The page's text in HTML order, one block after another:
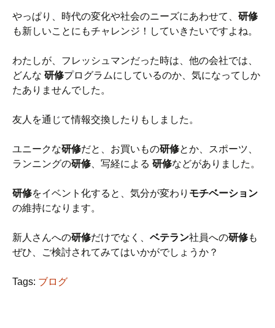
やっぱり、時代の変化や社会のニーズにあわせて、 研修
も新しいことにもチャレンジ！していきたいですよね。
わたしが、フレッシュマンだった時は、他の会社では、
どんな 研修プログラムにしているのか、気になってしか
たありませんでした。
友人を通じて情報交換したりもしました。
ユニークな研修だと、お買いもの研修とか、スポーツ、
ランニングの研修 、写経による 研修などがありました。
研修をイベント化すると、気分が変わり モチベーション
の維持になります。
新人さんへの研修だけでなく、 ベテラン社員への研修も
ぜひ、ご検討されてみてはいかがでしょうか？
Tags: ブログ